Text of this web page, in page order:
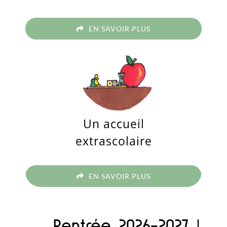
EN SAVOIR PLUS
Un accueil
extrascolaire
EN SAVOIR PLUS